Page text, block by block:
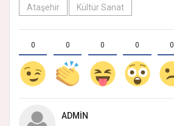
Ataşehir Kültür Sanat
0 0 0 0 0
ADMIN